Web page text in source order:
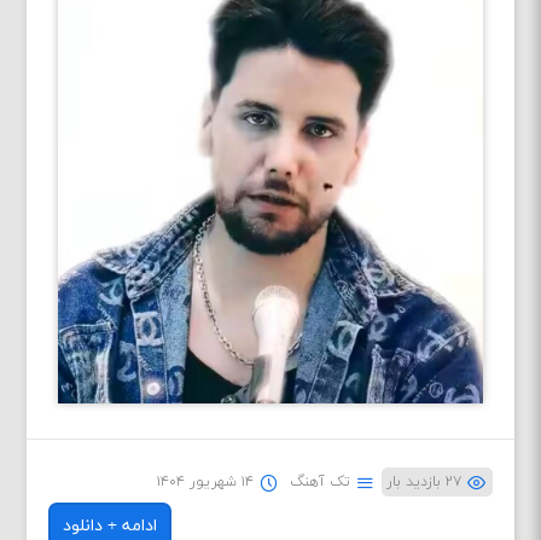
۲۷ بازدید بار تک آهنگ ۱۴ شهریور ۱۴۰۴
ادامه + دانلود